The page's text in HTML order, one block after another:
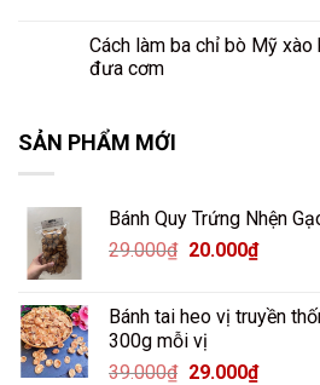
Cách làm ba chỉ bò Mỹ
đưa cơm
SẢN PHẨM MỚI
Bánh Quy Trứng Nhện
29.000₫ Giá
29.000₫.
20.000₫Giá
là:
Bánh tai heo vị truyền
300g mỗi vị
39.000₫ Giá
29.000₫Giá